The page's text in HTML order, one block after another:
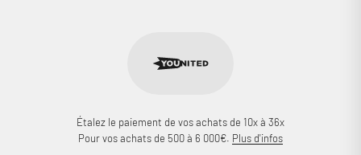
Étalez le paiement de vos achats de 10x à 36x
Pour vos achats de 500 à 6 000€. Plus d'infos